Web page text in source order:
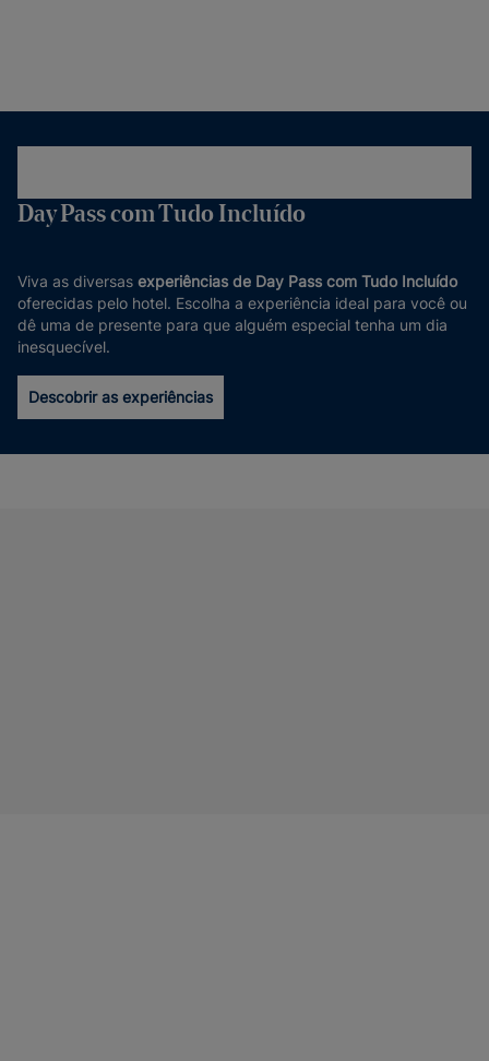
Day Pass com Tudo Incluído
Viva as diversas experiências de Day Pass com Tudo Incluído
oferecidas pelo hotel. Escolha a experiência ideal para você ou
dê uma de presente para que alguém especial tenha um dia
inesquecível.
Descobrir as experiências